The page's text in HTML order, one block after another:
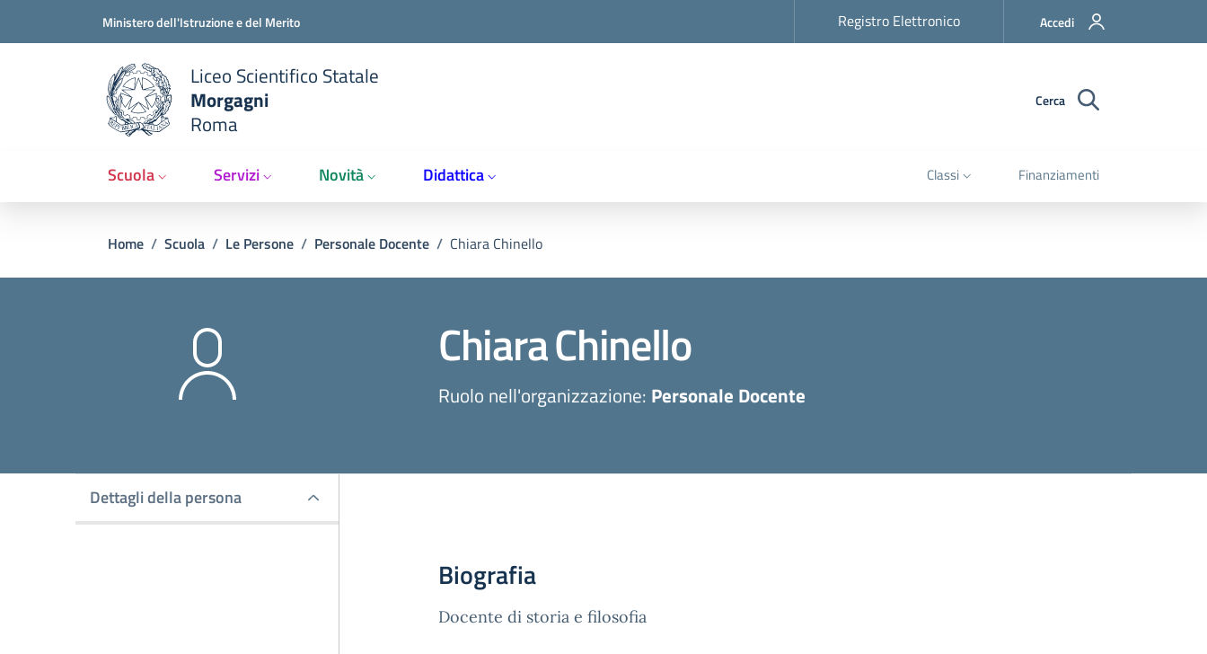
Ministero dell'Istruzione e del MeritoSlim top Registro Elettronico Accedi
Liceo Scientifico Statale
Morgagni
Roma
Cerca
Scuola Servizi Novità Didattica Classi Finanziamenti
Briciole di pane
Home / Scuola / Le Persone / Personale Docente / Chiara Chinello
ChiaraChinello
Ruolo nell'organizzazione: Personale Docente
Dettagli della persona
Biografia
Docente di storia e filosofia